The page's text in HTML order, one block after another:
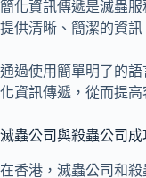
簡化資訊傳遞是滅蟲
提供清晰、簡潔的資
通過使用簡單明了的
化資訊傳遞，從而提高
滅蟲公司與殺蟲公司
在香港，滅蟲公司和